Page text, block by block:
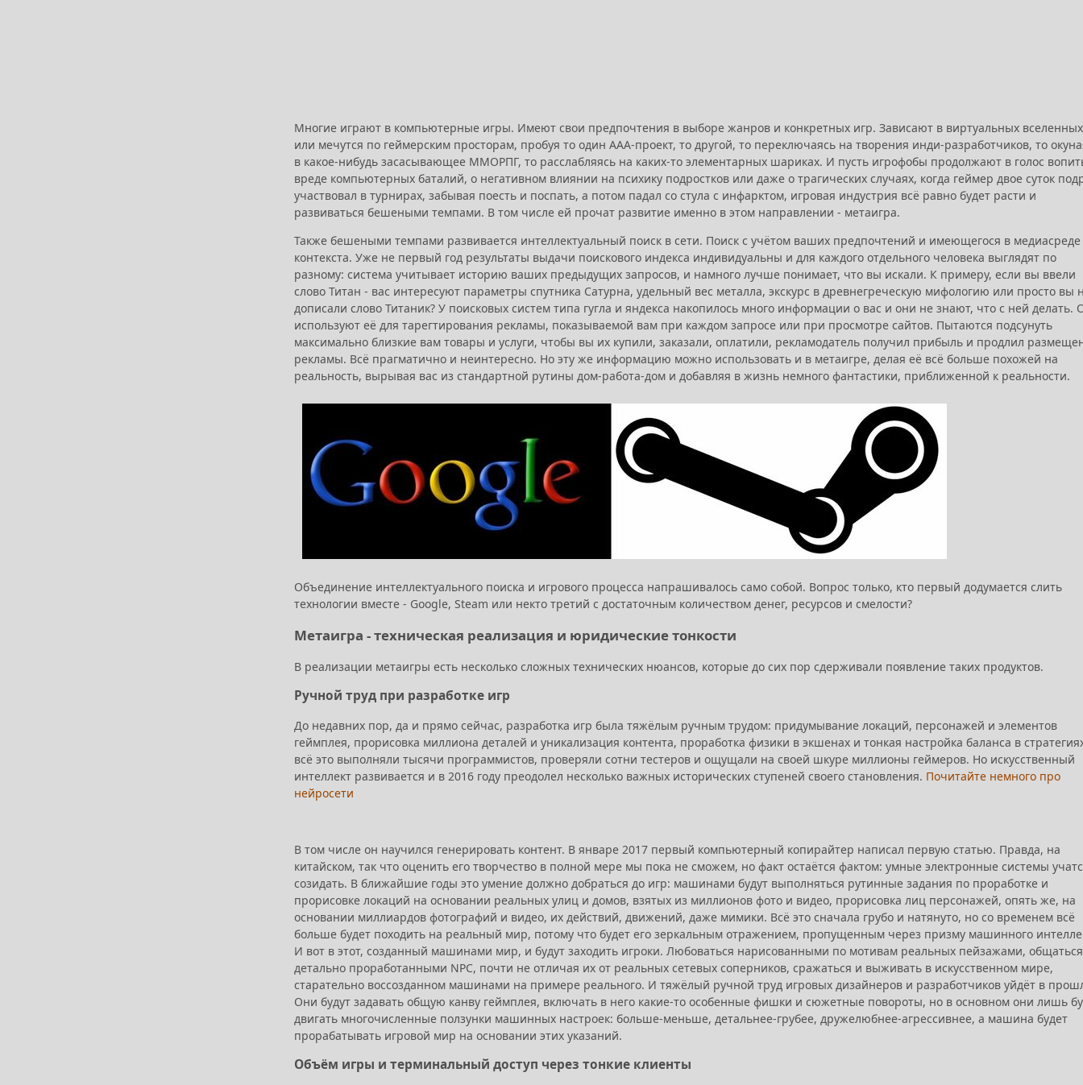
Многие играют в компьютерные игры. Имеют свои предпочтения в выборе жанров и конкретных игр. Зависают в виртуальных вселенных
или мечутся по геймерским просторам, пробуя то один ААА-проект, то другой, то переключаясь на творения инди-разработчиков, то
в какое-нибудь засасывающее ММОРПГ, то расслабляясь на каких-то элементарных шариках. И пусть игрофобы продолжают в голос
вреде компьютерных баталий, о негативном влиянии на психику подростков или даже о трагических случаях, когда геймер двое суток
участвовал в турнирах, забывая поесть и поспать, а потом падал со стула с инфарктом, игровая индустрия всё равно будет расти и
развиваться бешеными темпами. В том числе ей прочат развитие именно в этом направлении - метаигра.
Также бешеными темпами развивается интеллектуальный поиск в сети. Поиск с учётом ваших предпочтений и имеющегося в медиасреде
контекста. Уже не первый год результаты выдачи поискового индекса индивидуальны и для каждого отдельного человека выглядят по
разному: система учитывает историю ваших предыдущих запросов, и намного лучше понимает, что вы искали. К примеру, если вы ввели
слово Титан - вас интересуют параметры спутника Сатурна, удельный вес металла, экскурс в древнегреческую мифологию или просто вы
дописали слово Титаник? У поисковых систем типа гугла и яндекса накопилось много информации о вас и они не знают, что с ней делать.
используют её для тарегтирования рекламы, показываемой вам при каждом запросе или при просмотре сайтов. Пытаются подсунуть
максимально близкие вам товары и услуги, чтобы вы их купили, заказали, оплатили, рекламодатель получил прибыль и продлил
рекламы. Всё прагматично и неинтересно. Но эту же информацию можно использовать и в метаигре, делая её всё больше похожей на
реальность, вырывая вас из стандартной рутины дом-работа-дом и добавляя в жизнь немного фантастики, приближенной к реальности.
Объединение интеллектуального поиска и игрового процесса напрашивалось само собой. Вопрос только, кто первый додумается слить
технологии вместе - Google, Steam или некто третий с достаточным количеством денег, ресурсов и смелости?
Метаигра - техническая реализация и юридические тонкости
В реализации метаигры есть несколько сложных технических нюансов, которые до сих пор сдерживали появление таких продуктов.
Ручной труд при разработке игр
До недавних пор, да и прямо сейчас, разработка игр была тяжёлым ручным трудом: придумывание локаций, персонажей и элементов
геймплея, прорисовка миллиона деталей и уникализация контента, проработка физики в экшенах и тонкая настройка баланса в
всё это выполняли тысячи программистов, проверяли сотни тестеров и ощущали на своей шкуре миллионы геймеров. Но искусственный
интеллект развивается и в 2016 году преодолел несколько важных исторических ступеней своего становления. Почитайте немного про
нейросети
В том числе он научился генерировать контент. В январе 2017 первый компьютерный копирайтер написал первую статью. Правда, на
китайском, так что оценить его творчество в полной мере мы пока не сможем, но факт остаётся фактом: умные электронные системы
созидать. В ближайшие годы это умение должно добраться до игр: машинами будут выполняться рутинные задания по проработке и
прорисовке локаций на основании реальных улиц и домов, взятых из миллионов фото и видео, прорисовка лиц персонажей, опять же, на
основании миллиардов фотографий и видео, их действий, движений, даже мимики. Всё это сначала грубо и натянуто, но со временем всё
больше будет походить на реальный мир, потому что будет его зеркальным отражением, пропущенным через призму машинного
И вот в этот, созданный машинами мир, и будут заходить игроки. Любоваться нарисованными по мотивам реальных пейзажами,
детально проработанными NPC, почти не отличая их от реальных сетевых соперников, сражаться и выживать в искусственном мире,
старательно воссозданном машинами на примере реального. И тяжёлый ручной труд игровых дизайнеров и разработчиков уйдёт в
Они будут задавать общую канву геймплея, включать в него какие-то особенные фишки и сюжетные повороты, но в основном они лишь
двигать многочисленные ползунки машинных настроек: больше-меньше, детальнее-грубее, дружелюбнее-агрессивнее, а машина будет
прорабатывать игровой мир на основании этих указаний.
Объём игры и терминальный доступ через тонкие клиенты